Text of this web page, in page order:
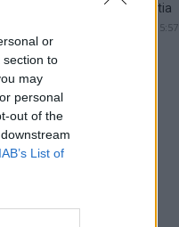
or
section to
may
personal
out of the
IAB’s List of
kansakuntia
25.04.2025 15:57